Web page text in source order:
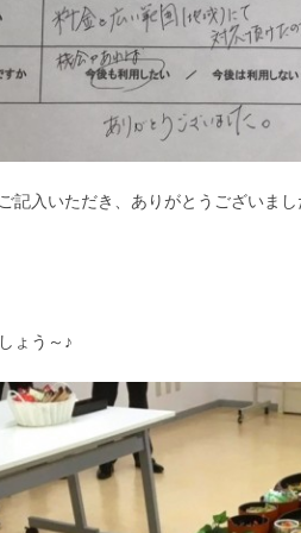
記入いただき、ありがとうございま
ょう～♪